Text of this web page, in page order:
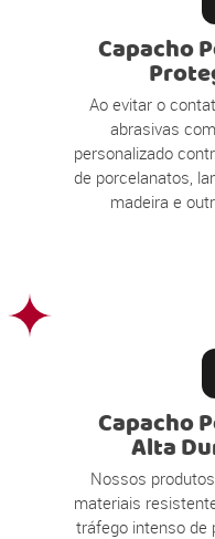
Capacho
Ao evitar o
abrasivas
personalizado
de porcelanatos,
madeira e
Capacho
Alta
Nossos
materiais
tráfego intenso de